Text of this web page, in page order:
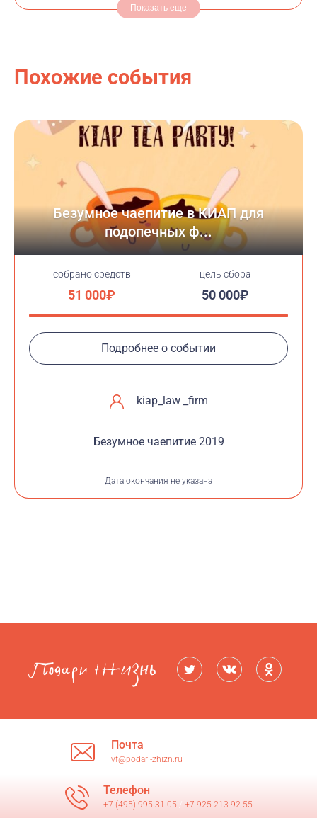
Показать еще
Похожие события
Безумное чаепитие в КИАП для
подопечных ф...
cобрано средств
51 000₽
цель сбора
50 000₽
Подробнее о событии
kiap_law _firm
Безумное чаепитие 2019
Дата окончания не указана
Почта
vf@podari-zhizn.ru
Телефон
+7 (495) 995-31-05 +7 925 213 92 55